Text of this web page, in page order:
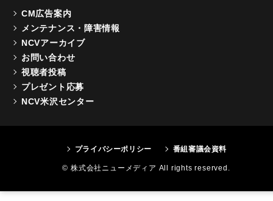
CM広告案内
メンテナンス・障害情報
NCVアーカイブ
お問い合わせ
視聴者投稿
プレゼント応募
NCV米沢センター
プライバシーポリシー 番組審議会資料
© 株式会社ニューメディア All rights reserved.